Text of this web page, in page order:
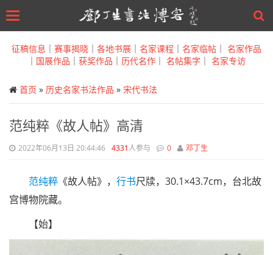
to
Toggle
征稿信息 ｜ 赛事揭晓 ｜ 各地书展 ｜ 名家课程 ｜ 名家临帖 ｜ 名家作品
｜ 国展作品 ｜ 获奖作品 ｜ 历代名作 ｜ 名帖集字 ｜ 名家专访
首页 » 历史名家书法作品 » 宋代书法
范纯粹《故人帖》高清
2022年06月13日 20:44:46 4331人参与 0 邓丁生
范纯粹 《故人帖》， 行书尺牍，30.1×43.7cm，台北故
宫博物院藏。
【始】